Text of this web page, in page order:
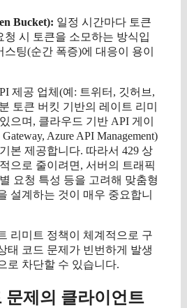
Bucket): 일정 시간마다 토큰
청 시 토큰을 소모하는 방식입
스팅(순간 폭증)에 대응이 용이
제공 업체(예: 트위터, 깃허브,
토큰 버킷 기반의 레이트 리미
으며, 클라우드 기반 API 게이
Azure API Management)
본 제공합니다. 따라서 429 상
으로 줄이려면, 서버의 트래픽
요청 특성 등을 고려해 맞춤형
설계하는 것이 매우 중요합니
리미트 정책이 체계적으로 구
태 코드 문제가 빈번하게 발생
로 차단할 수 있습니다.
문제의 클라이언트